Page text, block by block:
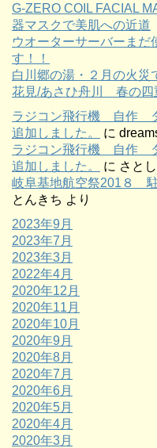
G-ZERO COIL FACIAL
器マスクで美肌への近道
ウオーターサーバーまだ
す！！
白川郷の湯・２月の火災
花見/あさひ舟川 春の四
ラジコン飛行機 自作
追加しました。
に
ラジコン飛行機 自作
追加しました。
に さとし
岐阜基地航空祭201８
とんきち より
2023年9月
2023年7月
2023年3月
2022年4月
2020年12月
2020年11月
2020年10月
2020年9月
2020年8月
2020年7月
2020年6月
2020年5月
2020年4月
2020年3月